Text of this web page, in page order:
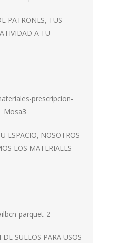
PATRONES, TUS
A TU
ESPACIO, NOSOTROS
LOS MATERIALES
DE SUELOS PARA USOS